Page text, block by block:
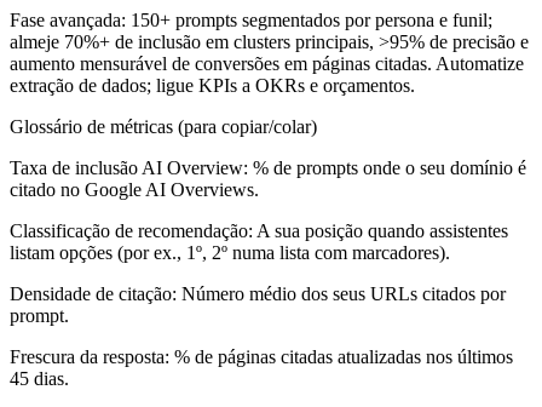
Fase avançada: 150+ prompts segmentados por persona e funil;
almeje 70%+ de inclusão em clusters principais, >95% de precisão e
aumento mensurável de conversões em páginas citadas. Automatize
extração de dados; ligue KPIs a OKRs e orçamentos.
Glossário de métricas (para copiar/colar)
Taxa de inclusão AI Overview: % de prompts onde o seu domínio é
citado no Google AI Overviews.
Classificação de recomendação: A sua posição quando assistentes
listam opções (por ex., 1º, 2º numa lista com marcadores).
Densidade de citação: Número médio dos seus URLs citados por
prompt.
Frescura da resposta: % de páginas citadas atualizadas nos últimos
45 dias.